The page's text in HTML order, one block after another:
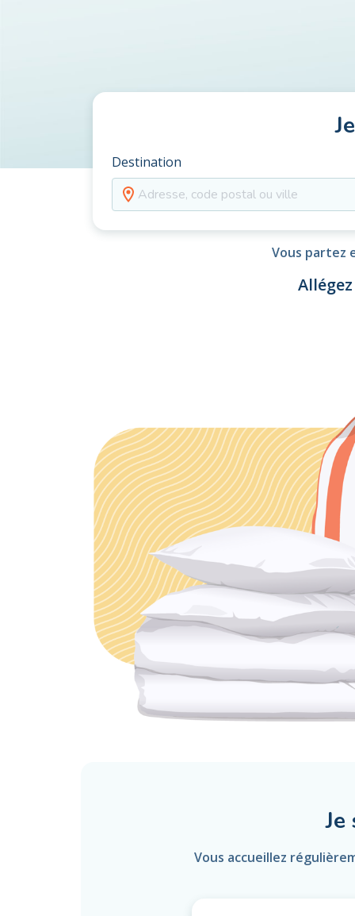
Destination
Vous partez
Vous accueillez